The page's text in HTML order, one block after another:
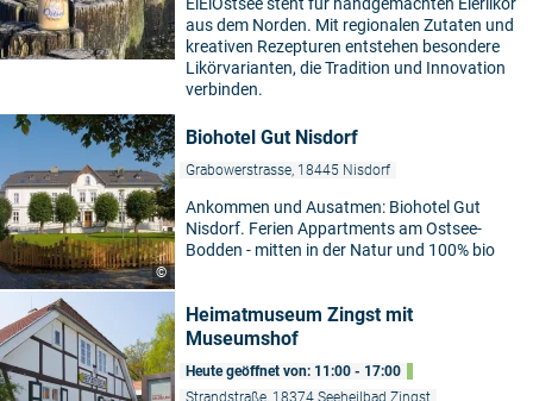
aus dem Norden. Mit regionalen Zutaten und
kreativen Rezepturen entstehen besondere
Likörvarianten, die Tradition und Innovation
verbinden.
©
Biohotel Gut Nisdorf
Grabowerstrasse, 18445 Nisdorf
Ankommen und Ausatmen: Biohotel Gut
Nisdorf. Ferien Appartments am Ostsee-
Bodden - mitten in der Natur und 100% bio
Heimatmuseum Zingst mit
Museumshof
Heute geöffnet von: 11:00 - 17:00
Strandstraße, 18374 Seeheilbad Zingst